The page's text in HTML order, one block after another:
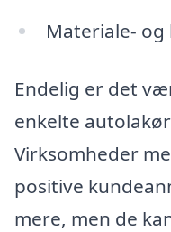
Materiale- og
Endelig er det
enkelte
Virksomheder
positive
mere, men de